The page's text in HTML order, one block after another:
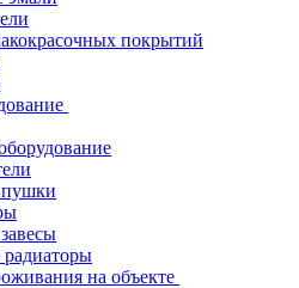
покрытий
на объекте